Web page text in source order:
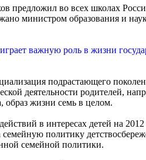
во всех школах
министром образования и
играет важную роль в жизни
подрастающего
деятельности родителей,
образ жизни семь в целом.
в интересах детей на 2012
семейную политику
семейной политики.